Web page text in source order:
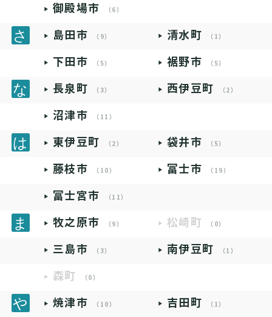
御殿場市 （6）
島田市 （9） 清水町 （1）
下田市 （5） 裾野市 （5）
長泉町 （3） 西伊豆町 （2）
沼津市 （11）
東伊豆町 （2） 袋井市 （5）
藤枝市 （10） 富士市 （19）
富士宮市 （11）
牧之原市 （9） 松崎町 （0）
三島市 （3） 南伊豆町 （1）
森町 （0）
焼津市 （10） 吉田町 （1）